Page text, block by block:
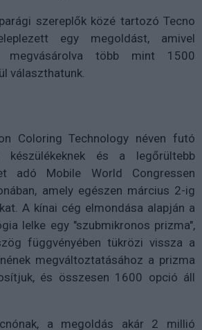
szereplők közé tartozó Tecno
egy megoldást, amivel
megvásárolva több mint 1500
választhatunk.
Coloring Technology néven futó
és a legőrültebb
adó Mobile World Congressen
amely egészen március 2-ig
A kínai cég elmondása alapján a
lelke egy "szubmikronos prizma",
függvényében tükrözi vissza a
megváltoztatásához a prizma
és összesen 1600 opció áll
a megoldás akár 2 millió